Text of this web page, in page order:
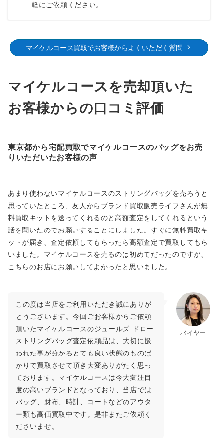
軽にご依頼ください。
マイケルコース買取でお客様からよくいただく質問
マイケルコースを売却頂いた
お客様からの口コミ評価
東京都から宅配買取でマイケルコースのバッグをお売
りいただいたお客様の声
あまり使わないマイケルコースのストリングバッグを売ろうと
思っていたところ、友人からブランド買取販売ライフさんが無
料買取キットを送ってくれるのと高額査定をしてくれるという
話を聞いたのでお願いすることにしました。すぐに無料買取キ
ットが届き、査定依頼してもらったら高額査定で買取してもら
いました。マイケルコースを売るのは初めてだったのですが、
こちらのお店にお願いしてよかったと思いました。
バイヤー
この度は当店をご利用いただき誠にありが
とうございます。今回ごお客様からご依頼
頂いたマイケルコースのジュールズ ドロー
ストリングバッグ査定依頼品は、大切に扱
われた事が分かるとても良い状態のものば
かりで買取させて頂き大変ありがたく思っ
ております。マイケルコースは今大変注目
度の高いブランドとなっており、当店では
バッグ、財布、時計、コートなどのアウタ
ー類も高価買取中です。是非またご依頼く
ださいませ。